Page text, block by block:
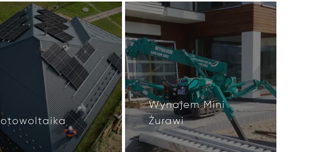
Wynajem Mini
Żurawi